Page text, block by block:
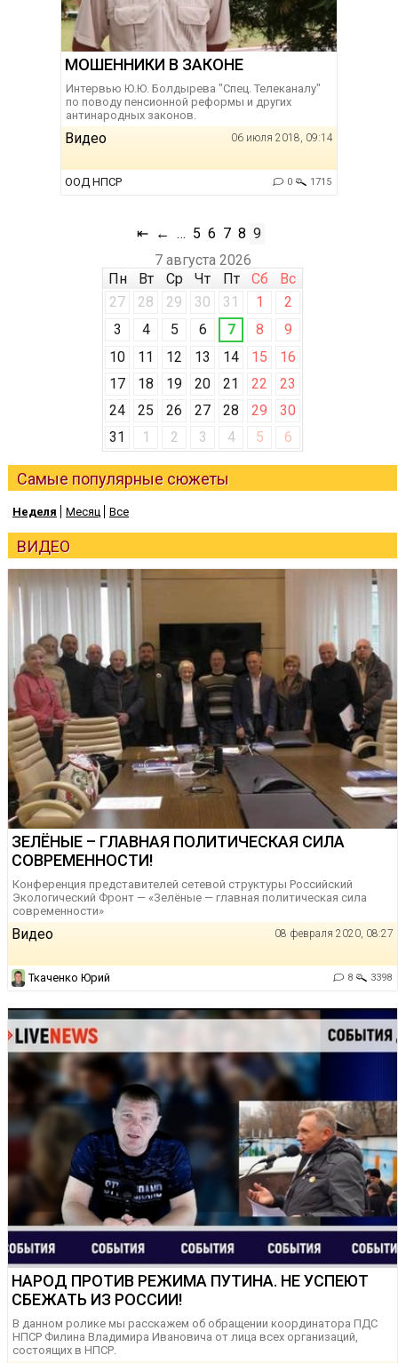
МОШЕННИКИ В ЗАКОНЕ
Интервью Ю.Ю. Болдырева "Спец. Телеканалу"
по поводу пенсионной реформы и других
антинародных законов.
Видео 06 июля 2018, 09:14
ООД НПСР 0 1715
⇤ ← … 5 6 7 8 9
7 августа 2026
Пн
Вт Ср Чт Пт Сб
Вс
27
28 29 30 31 1
2
3
4 5 6 7 8
9
10
11 12 13 14 15
16
17
18 19 20 21 22
23
24
25 26 27 28 29
30
31
1 2 3 4 5 6
Самые популярные сюжеты
Неделя Месяц Все
ВИДЕО
ЗЕЛЁНЫЕ – ГЛАВНАЯ ПОЛИТИЧЕСКАЯ СИЛА
СОВРЕМЕННОСТИ!
Конференция представителей сетевой структуры Российский
Экологический Фронт — «Зелёные — главная политическая сила
современности»
Видео 08 февраля 2020, 08:27
Ткаченко Юрий 8 3398
НАРОД ПРОТИВ РЕЖИМА ПУТИНА. НЕ УСПЕЮТ
СБЕЖАТЬ ИЗ РОССИИ!
В данном ролике мы расскажем об обращении координатора ПДС
НПСР Филина Владимира Ивановича от лица всех организаций,
состоящих в НПСР.